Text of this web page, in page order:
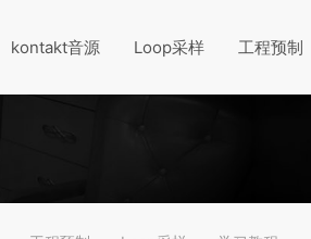
kontakt音源 Loop采样 工程预制